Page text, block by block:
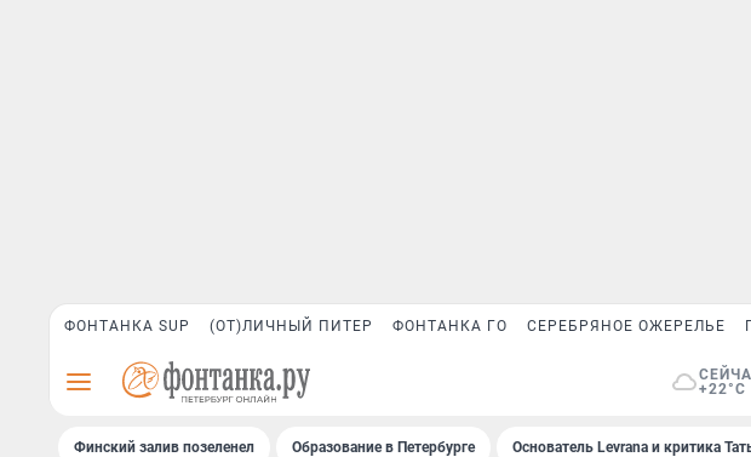
ФОНТАНКА SUP (ОТ)ЛИЧНЫЙ ПИТЕР ФОНТАНКА ГО СЕРЕБРЯНОЕ ОЖЕРЕЛЬЕ
+22°C
Финский залив позеленел Образование в Петербурге Основатель Levrana и критика